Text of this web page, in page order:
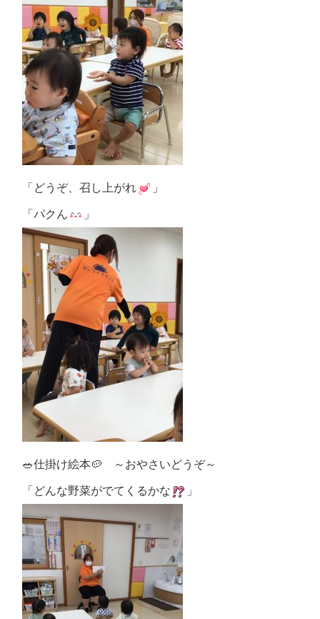
「どうぞ、召し上がれ 」
「パクん 」
🥗仕掛け絵本🥔 ～おやさいどうぞ～
「どんな野菜がでてくるかな 」